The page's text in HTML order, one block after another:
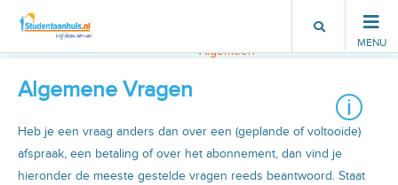
MENU
Klantenservice
Klantenservice Vraag
Algemeen
Algemene Vragen
Heb je een vraag anders dan over een (geplande of voltooide)
afspraak, een betaling of over het abonnement, dan vind je
hieronder de meeste gestelde vragen reeds beantwoord. Staat